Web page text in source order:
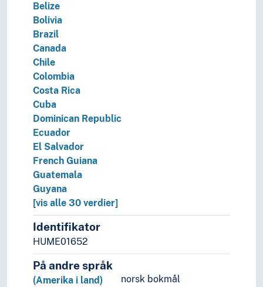
Belize
Bolivia
Brazil
Canada
Chile
Colombia
Costa Rica
Cuba
Dominican Republic
Ecuador
El Salvador
French Guiana
Guatemala
Guyana
[vis alle 30 verdier]
Identifikator
HUME01652
På andre språk
norsk bokmål
(Amerika i land)